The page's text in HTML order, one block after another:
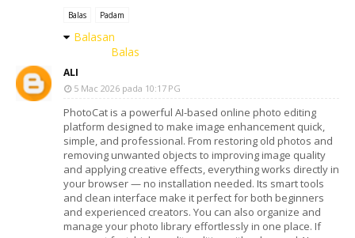
Balas Padam
Balasan
Balas
ALI
5 Mac 2026 pada 10:17 PG
PhotoCat is a powerful AI-based online photo editing
platform designed to make image enhancement quick,
simple, and professional. From restoring old photos and
removing unwanted objects to improving image quality
and applying creative effects, everything works directly in
your browser — no installation needed. Its smart tools
and clean interface make it perfect for both beginners
and experienced creators. You can also organize and
manage your photo library effortlessly in one place. If